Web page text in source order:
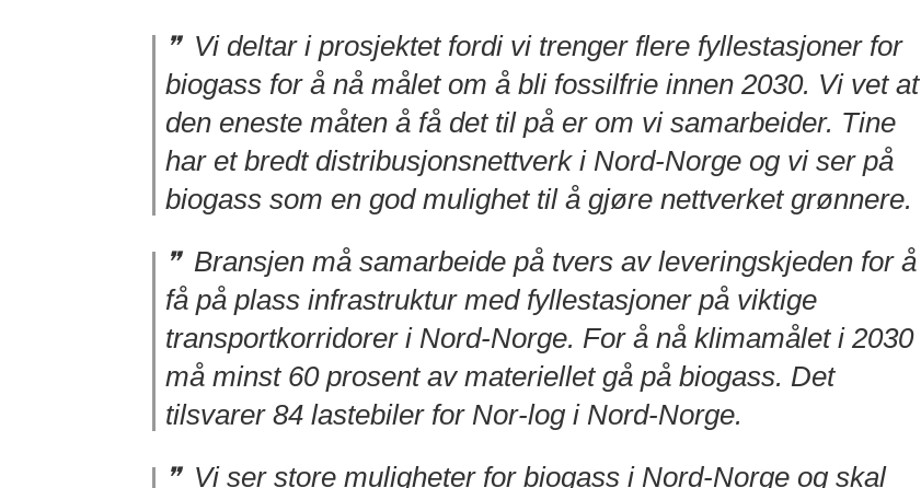
Vi deltar i prosjektet fordi vi trenger flere fyllestasjoner for
biogass for å nå målet om å bli fossilfrie innen 2030. Vi vet at
den eneste måten å få det til på er om vi samarbeider. Tine
har et bredt distribusjonsnettverk i Nord-Norge og vi ser på
biogass som en god mulighet til å gjøre nettverket grønnere.
Bransjen må samarbeide på tvers av leveringskjeden for å
få på plass infrastruktur med fyllestasjoner på viktige
transportkorridorer i Nord-Norge. For å nå klimamålet i 2030
må minst 60 prosent av materiellet gå på biogass. Det
tilsvarer 84 lastebiler for Nor-log i Nord-Norge.
Vi ser store muligheter for biogass i Nord-Norge og skal